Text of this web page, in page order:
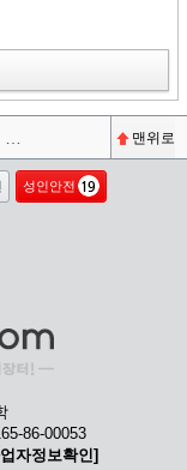
맨위로
성인안전
86-00053
자정보확인]